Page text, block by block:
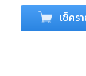
เช็คร